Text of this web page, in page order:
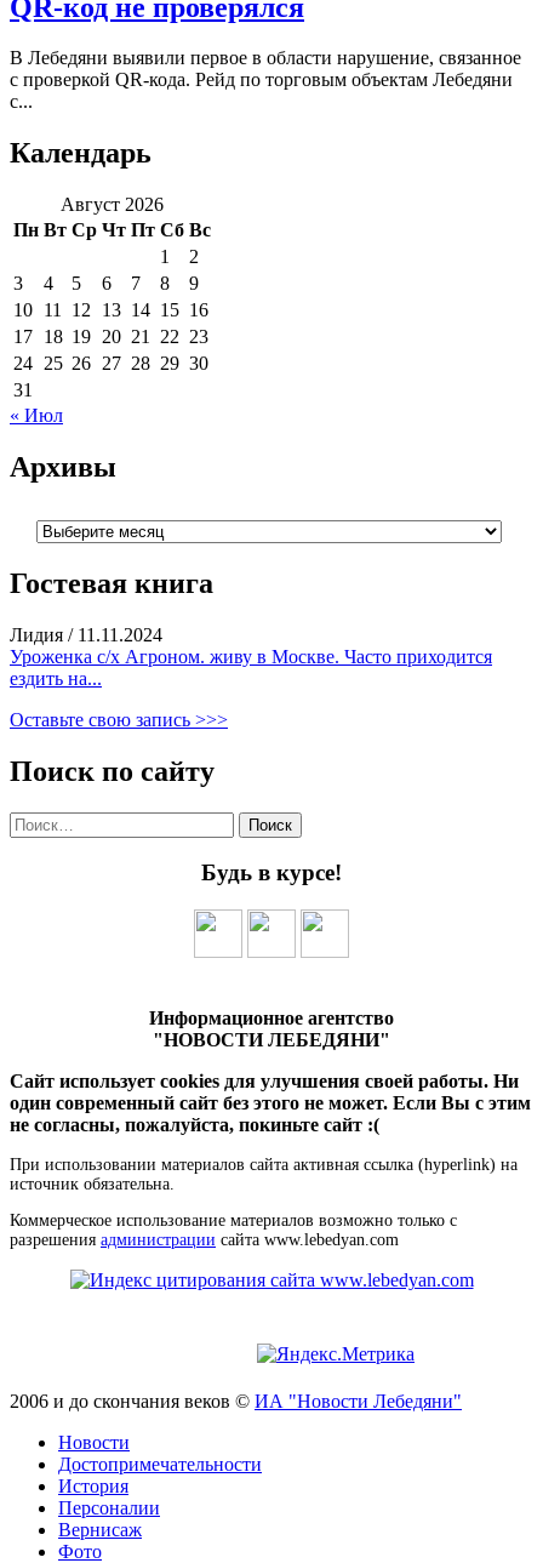
QR-код не проверялся
В Лебедяни выявили первое в области нарушение, связанное
с проверкой QR-кода. Рейд по​ торговым объектам Лебедяни
с...
Календарь
Август 2026
Пн Вт Ср Чт Пт Сб Вс
1
2
3
4 5 6 7 8
9
10 11 12 13 14 15 16
17 18 19 20 21 22 23
24 25 26 27 28 29 30
31
« Июл
Архивы
Архивы
Гостевая книга
Лидия / 11.11.2024
Уроженка с/х Агроном. живу в Москве. Часто приходится
ездить на...
Оставьте свою запись >>>
Поиск по сайту
Найти:
Будь в курсе!
Информационное агентство
"НОВОСТИ ЛЕБЕДЯНИ"
Сайт использует cookies для улучшения своей работы. Ни
один современный сайт без этого не может. Если Вы с этим
не согласны, пожалуйста, покиньте сайт :(
При использовании материалов сайта активная ссылка (hyperlink) на
источник обязательна.
Коммерческое использование материалов возможно только с
разрешения администрации сайта www.lebedyan.com
2006 и до скончания веков © ИА "Новости Лебедяни"
Новости
Достопримечательности
История
Персоналии
Вернисаж
Фото